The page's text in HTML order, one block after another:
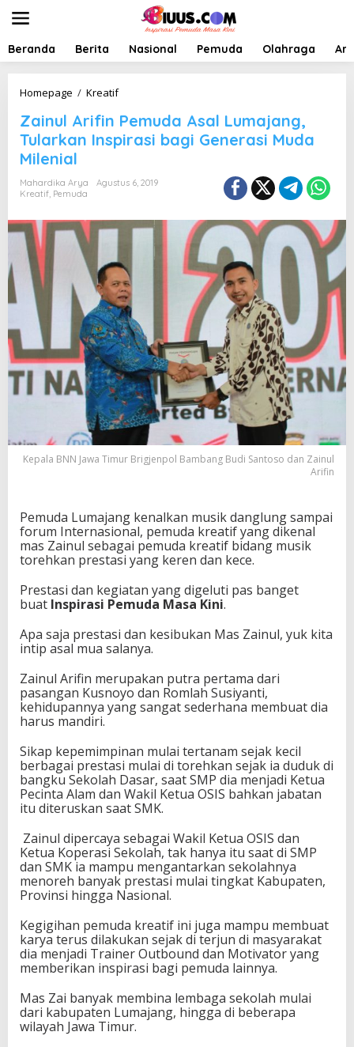
t
Beranda Berita Nasional Pemuda Olahraga
Homepage / KreatifZ
n
u
A
f
P
m
u
d
a
A
s
a
l
L
u
m
a
j
,
T
u
l
r
k
n
I
s
p
i
s
i
b
a
g
i
e
n
e
r
a
s
i
M
u
d
M
i
l
Zainul Arifin Pemuda Asal Lumajang,
Tularkan Inspirasi bagi Generasi Muda
Milenial
Mahardika Arya
Agustus 6, 2019
Kreatif, Pemuda
Kepala BNN Jawa Timur Brigjenpol Bambang Budi Santoso dan Zainul
Arifin
Pemuda Lumajang kenalkan musik danglung sampai
forum Internasional, pemuda kreatif yang dikenal
mas Zainul sebagai pemuda kreatif bidang musik
torehkan prestasi yang keren dan kece.
Prestasi dan kegiatan yang digeluti pas banget
buat Inspirasi Pemuda Masa Kini.
Apa saja prestasi dan kesibukan Mas Zainul, yuk kita
intip asal mua salanya.
Zainul Arifin merupakan putra pertama dari
pasangan Kusnoyo dan Romlah Susiyanti,
kehidupannya yang sangat sederhana membuat dia
harus mandiri.
Sikap kepemimpinan mulai tertanam sejak kecil
berbagai prestasi mulai di torehkan sejak ia duduk di
bangku Sekolah Dasar, saat SMP dia menjadi Ketua
Pecinta Alam dan Wakil Ketua OSIS bahkan jabatan
itu diteruskan saat SMK.
Zainul dipercaya sebagai Wakil Ketua OSIS dan
Ketua Koperasi Sekolah, tak hanya itu saat di SMP
dan SMK ia mampu mengantarkan sekolahnya
menoreh banyak prestasi mulai tingkat Kabupaten,
Provinsi hingga Nasional.
Kegigihan pemuda kreatif ini juga mampu membuat
karya terus dilakukan sejak di terjun di masyarakat
dia menjadi Trainer Outbound dan Motivator yang
memberikan inspirasi bagi pemuda lainnya.
Mas Zai banyak membina lembaga sekolah mulai
dari kabupaten Lumajang, hingga di beberapa
wilayah Jawa Timur.